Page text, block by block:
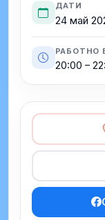
ДАТИ
24 май
РАБОТНО
20:00 –